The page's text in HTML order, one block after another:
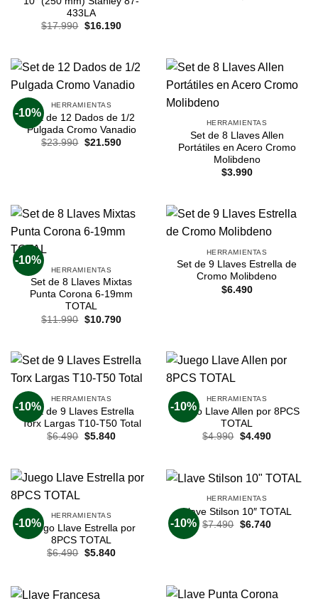
433LA
$17.990 $16.190
-10%
HERRAMIENTAS
Set de 12 Dados de 1/2
Pulgada Cromo Vanadio
$23.990 $21.590
HERRAMIENTAS
Set de 8 Llaves Allen
Portátiles en Acero Cromo
Molibdeno
$3.990
-10%
HERRAMIENTAS
Set de 8 Llaves Mixtas
Punta Corona 6-19mm
TOTAL
$11.990 $10.790
HERRAMIENTAS
Set de 9 Llaves Estrella de
Cromo Molibdeno
$6.490
-10%
HERRAMIENTAS
Set de 9 Llaves Estrella
Torx Largas T10-T50 Total
$6.490 $5.840
-10%
HERRAMIENTAS
Juego Llave Allen por 8PCS
TOTAL
$4.990 $4.490
-10%
HERRAMIENTAS
Juego Llave Estrella por
8PCS TOTAL
$6.490 $5.840
-10%
HERRAMIENTAS
Llave Stilson 10″ TOTAL
$7.490 $6.740